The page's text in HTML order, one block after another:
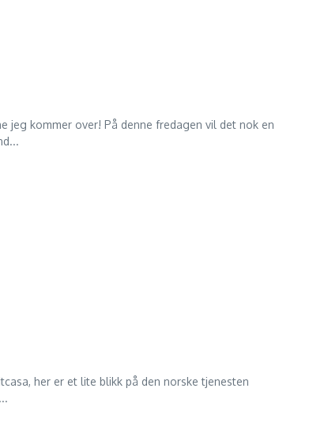
jeg kommer over! På denne fredagen vil det nok en
her er et lite blikk på den norske tjenesten